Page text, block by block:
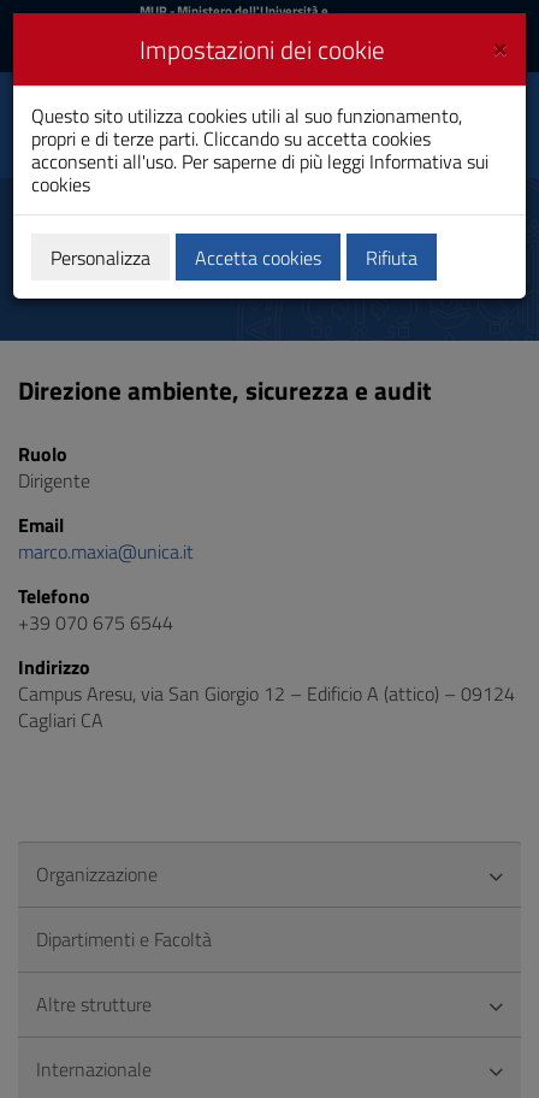
Vai
al
navigazione
sito
al
MIUR
Accedi
MUR- Ministero dell'Università e
Accedi UniCA News
Toggle
navigation
Università degli
Studi di Cagliari
Maxia Marco
Direzione ambiente, sicurezza e audit
Ruolo
Dirigente
Email
marco.maxia@unica.it
Telefono
+39 070 675 6544
Indirizzo
Campus Aresu, via San Giorgio 12 – Edificio A (attico) – 09124
Cagliari CA
Organizzazione
Dipartimenti e Facoltà
Altre strutture
Internazionale
×
Impostazioni dei cookie
Questo sito utilizza cookies utili al suo funzionamento,
propri e di terze parti. Cliccando su accetta cookies
acconsenti all'uso. Per saperne di più leggi Informativa sui
cookies
Personalizza Accetta cookies Rifiuta